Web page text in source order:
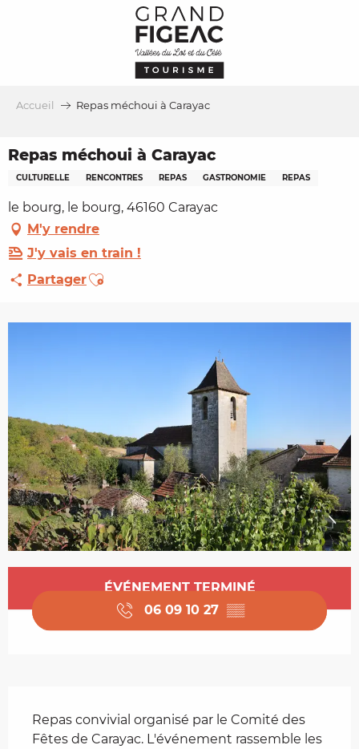
Accueil Repas méchoui à Carayac
Repas méchoui à Carayac
CULTURELLE RENCONTRES REPAS GASTRONOMIE REPAS
le bourg, le bourg, 46160 Carayac
M'y rendre
J'y vais en train !
PartagerAjouter aux favoris
Ouverture et coordonnées
ÉVÉNEMENT TERMINÉ
06 09 10 27 ▒▒
Repas convivial organisé par le Comité des
Fêtes de Carayac. L'événement rassemble les